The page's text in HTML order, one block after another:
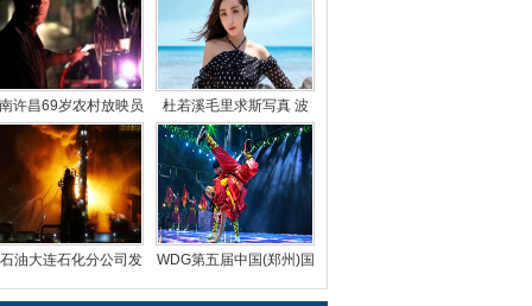
许昌69岁农村放映员
49年放映2万场电影
杜若溪毛里求斯写真 波
点长裙性感妩媚
油大连石化分公司发
WDG第五届中国(郑州)国